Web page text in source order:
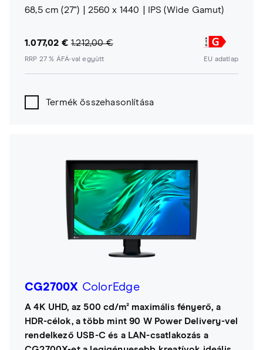
68,5 cm (27") 2560 x 1440 IPS (Wide Gamut)
1.077,02 € 1.212,00 €
RRP 27 % ÁFÁ-val együtt EU adatlap
Termék összehasonlítása
CG2700X ColorEdge
A 4K UHD, az 500 cd/m² maximális fényerő, a
HDR-célok, a több mint 90 W Power Delivery-vel
rendelkező USB-C és a LAN-csatlakozás a